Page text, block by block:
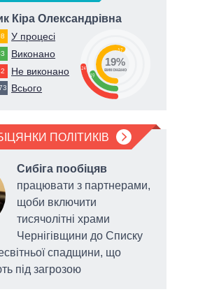
Кіра Олександрівна
У процесі
Виконано
Не виконано
Всього
24
19
57
19%
виконано
ПОЛІТИКІВ
Сибіга пообіцяв
працювати з партнерами,
щоби включити
тисячолітні храми
Чернігівщини до Списку
спадщини, що
під загрозою